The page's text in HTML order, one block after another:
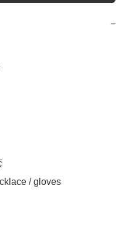
−
/ gloves